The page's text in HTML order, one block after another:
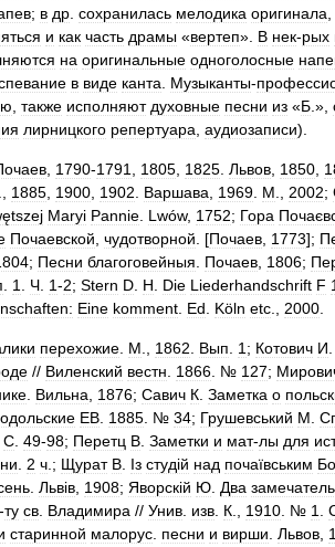
; в др сохранилась мелодика оригинала
и как часть драмы «вертеп». В нек-рых
на оригинальные одноголосные
в виде канта Музыканты-
также исполняют духовные песни из «Б .»,
лирницкого репертуара аудиозаписи).
1790-1791 1805 1825 Львов 1850
1885 1900 1902 Варшава 1969 М 2002;
Maryi Pannie Lwów, 1752; Гора
Почаевской чудотворной . [Почаев 1773];
; Песни благоговейныя Почаев 1806;
1 Ч 1-2; Stern D H Die Liederhandschrift F
Eine komment Ed Köln etc 2000
перехожие М 1862 Вып 1 ; Котович И
// Виленский вестн 1866 . № 127;
Вильна 1876; Савич К Заметка о
ЕВ 1885 . № 34; Грушевський М
С 49-98; Перетц В Заметки и мат-лы для
2 ч .; Щурат В Iз студiй над почаïвським
Львiв 1908; Яворскiй Ю Два
-ту св Владимира // Унив изв К 1910 . № 1
старинной малорус песни и вирши Львов